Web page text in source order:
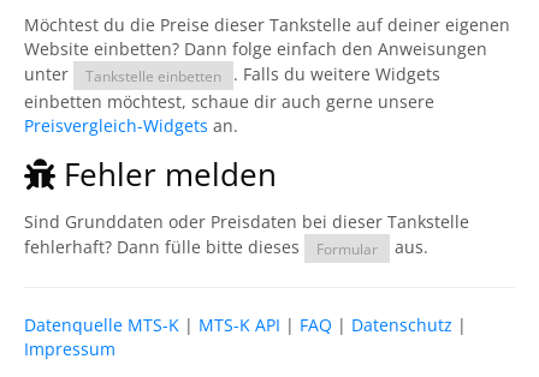
Möchtest du die Preise dieser Tankstelle auf deiner eigenen
Website einbetten? Dann folge einfach den Anweisungen
unter
Tankstelle einbetten
. Falls du weitere Widgets
einbetten möchtest, schaue dir auch gerne unsere
Preisvergleich-Widgets an.
Fehler melden
Sind Grunddaten oder Preisdaten bei dieser Tankstelle
fehlerhaft? Dann fülle bitte dieses
Formular aus.
Datenquelle MTS-K | MTS-K API | FAQ | Datenschutz |
Impressum